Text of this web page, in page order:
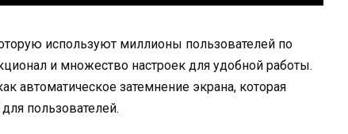
используют миллионы пользователей по
и множество настроек для удобной работы.
автоматическое затемнение экрана, которая
пользователей.